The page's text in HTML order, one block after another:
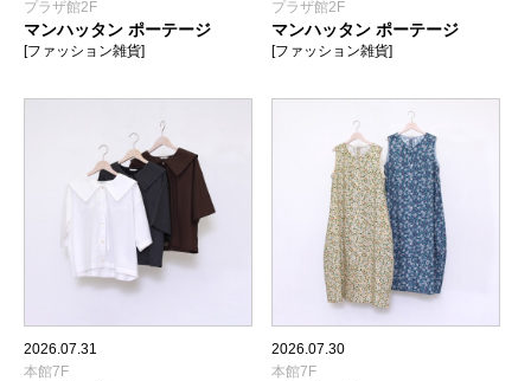
プラザ館2F
マンハッタン ポーテージ
[ファッション雑貨]
プラザ館2F
マンハッタン ポーテージ
[ファッション雑貨]
2026.07.31
本館7F
2026.07.30
本館7F